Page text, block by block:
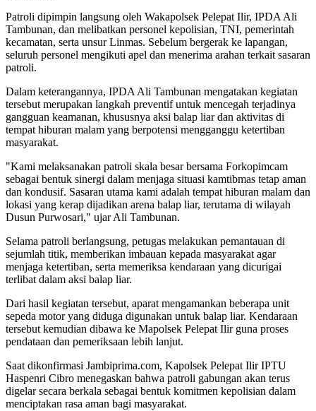
Patroli dipimpin langsung oleh Wakapolsek Pelepat Ilir, IPDA Ali
Tambunan, dan melibatkan personel kepolisian, TNI, pemerintah
kecamatan, serta unsur Linmas. Sebelum bergerak ke lapangan,
seluruh personel mengikuti apel dan menerima arahan terkait sasaran
patroli.
Dalam keterangannya, IPDA Ali Tambunan mengatakan kegiatan
tersebut merupakan langkah preventif untuk mencegah terjadinya
gangguan keamanan, khususnya aksi balap liar dan aktivitas di
tempat hiburan malam yang berpotensi mengganggu ketertiban
masyarakat.
"Kami melaksanakan patroli skala besar bersama Forkopimcam
sebagai bentuk sinergi dalam menjaga situasi kamtibmas tetap aman
dan kondusif. Sasaran utama kami adalah tempat hiburan malam dan
lokasi yang kerap dijadikan arena balap liar, terutama di wilayah
Dusun Purwosari," ujar Ali Tambunan.
Selama patroli berlangsung, petugas melakukan pemantauan di
sejumlah titik, memberikan imbauan kepada masyarakat agar
menjaga ketertiban, serta memeriksa kendaraan yang dicurigai
terlibat dalam aksi balap liar.
Dari hasil kegiatan tersebut, aparat mengamankan beberapa unit
sepeda motor yang diduga digunakan untuk balap liar. Kendaraan
tersebut kemudian dibawa ke Mapolsek Pelepat Ilir guna proses
pendataan dan pemeriksaan lebih lanjut.
Saat dikonfirmasi Jambiprima.com, Kapolsek Pelepat Ilir IPTU
Haspenri Cibro menegaskan bahwa patroli gabungan akan terus
digelar secara berkala sebagai bentuk komitmen kepolisian dalam
menciptakan rasa aman bagi masyarakat.